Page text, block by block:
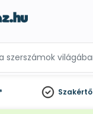
Szakértő